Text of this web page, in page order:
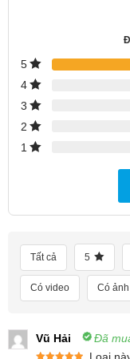
Lòng nồi phủ
cấp, bền bỉ
5
4
3
2
1
Tất cả 5
Có video Có ảnh
Vũ Hải Đã